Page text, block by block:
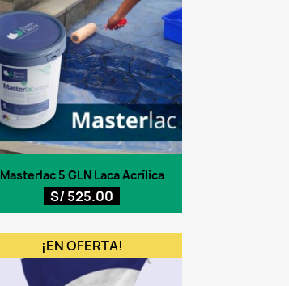
Vista rápida
Masterlac 5 GLN Laca Acrílica
S/ 525.00
¡EN OFERTA!